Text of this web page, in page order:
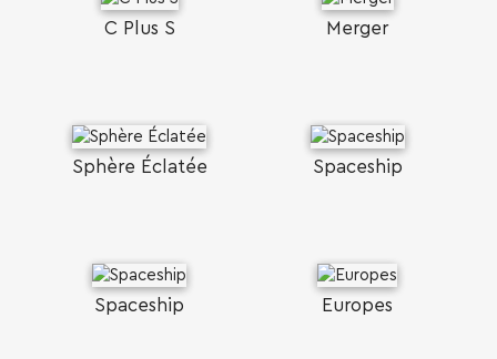
C Plus S Merger
Sphère Éclatée Spaceship
Spaceship Europes